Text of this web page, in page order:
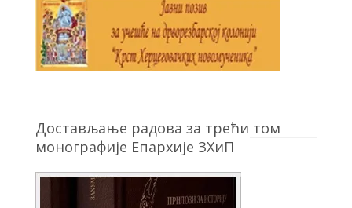
Достављање радова за трећи том
монографије Епархије ЗХиП